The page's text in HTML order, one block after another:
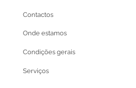
Contactos
Onde estamos
Condições gerais
Serviços